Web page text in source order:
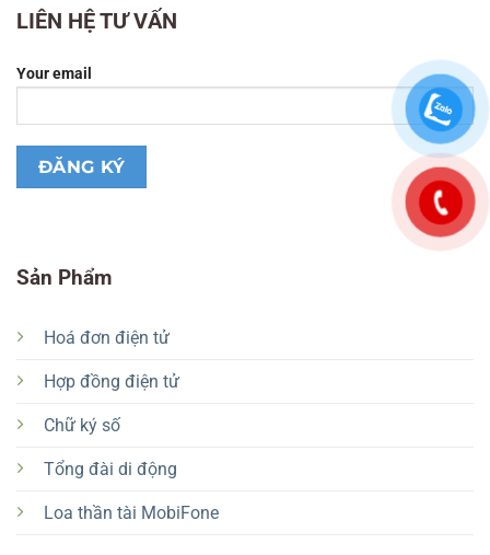
Sản Phẩm
Hoá đơn điện tử
Hợp đồng điện tử
Chữ ký số
Tổng đài di động
Loa thần tài MobiFone
LIÊN HỆ TƯ VẤN
Your email